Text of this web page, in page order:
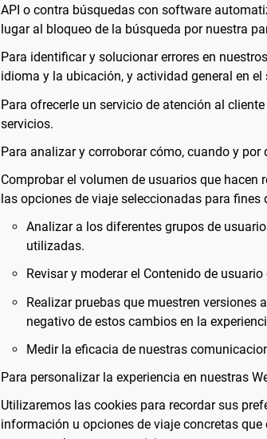
API o contra búsquedas con software
lugar al bloqueo de la búsqueda por nuestra
Para identificar y solucionar errores en
idioma y la ubicación, y actividad general en
Para ofrecerle un servicio de atención al
servicios.
Para analizar y corroborar cómo, cuando y
Comprobar el volumen de usuarios que hacen
las opciones de viaje seleccionadas para
Analizar a los diferentes grupos de
utilizadas.
Revisar y moderar el Contenido de
Realizar pruebas que muestren
negativo de estos cambios en la
Medir la eficacia de nuestras
Para personalizar la experiencia en nuestras
Utilizaremos las cookies para recordar sus
información u opciones de viaje concretas